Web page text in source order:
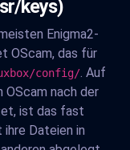
keys)
Enigma2-
OScam, das für
config/. Auf
OScam nach der
ist das fast
Dateien in